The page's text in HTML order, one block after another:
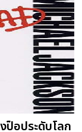
ป็อประดับโลก